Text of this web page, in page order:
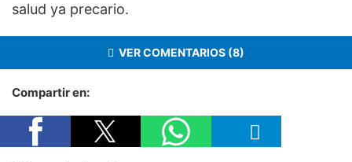
salud ya precario.
VER COMENTARIOS (8)
Compartir en: